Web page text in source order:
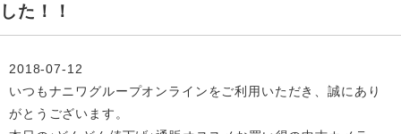
した！！
2018-07-12
いつもナニワグループオンラインをご利用いただき、誠にあり
がとうございます。